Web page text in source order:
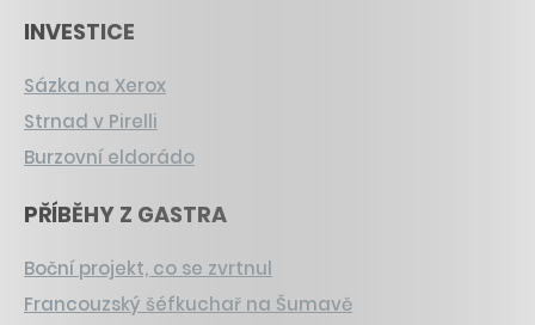
INVESTICE
Sázka na Xerox
Strnad v Pirelli
Burzovní eldorádo
PŘÍBĚHY Z GASTRA
Boční projekt, co se zvrtnul
Francouzský šéfkuchař na Šumavě